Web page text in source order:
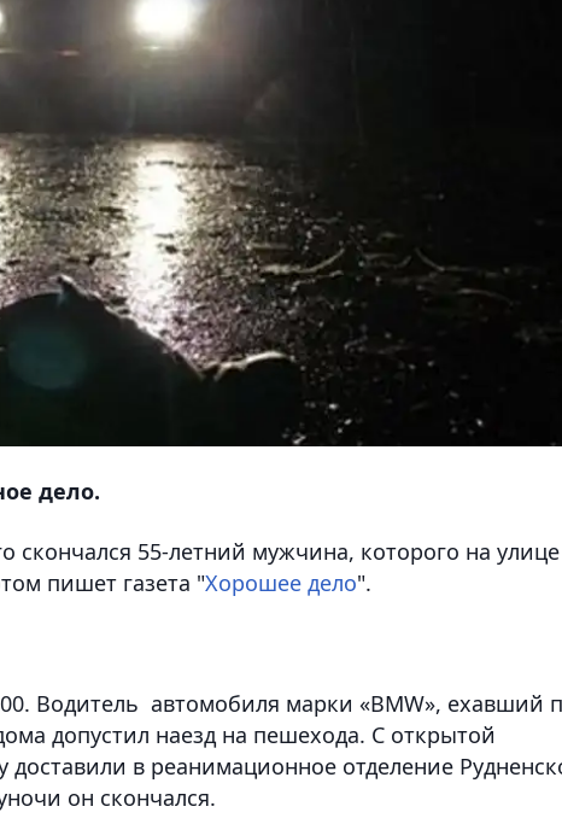
дело.
скончался 55-летний мужчина, которого на улице
пишет газета "Хорошее дело".
Водитель автомобиля марки «BMW», ехавший
допустил наезд на пешехода. С открытой
в реанимационное отделение
он скончался.